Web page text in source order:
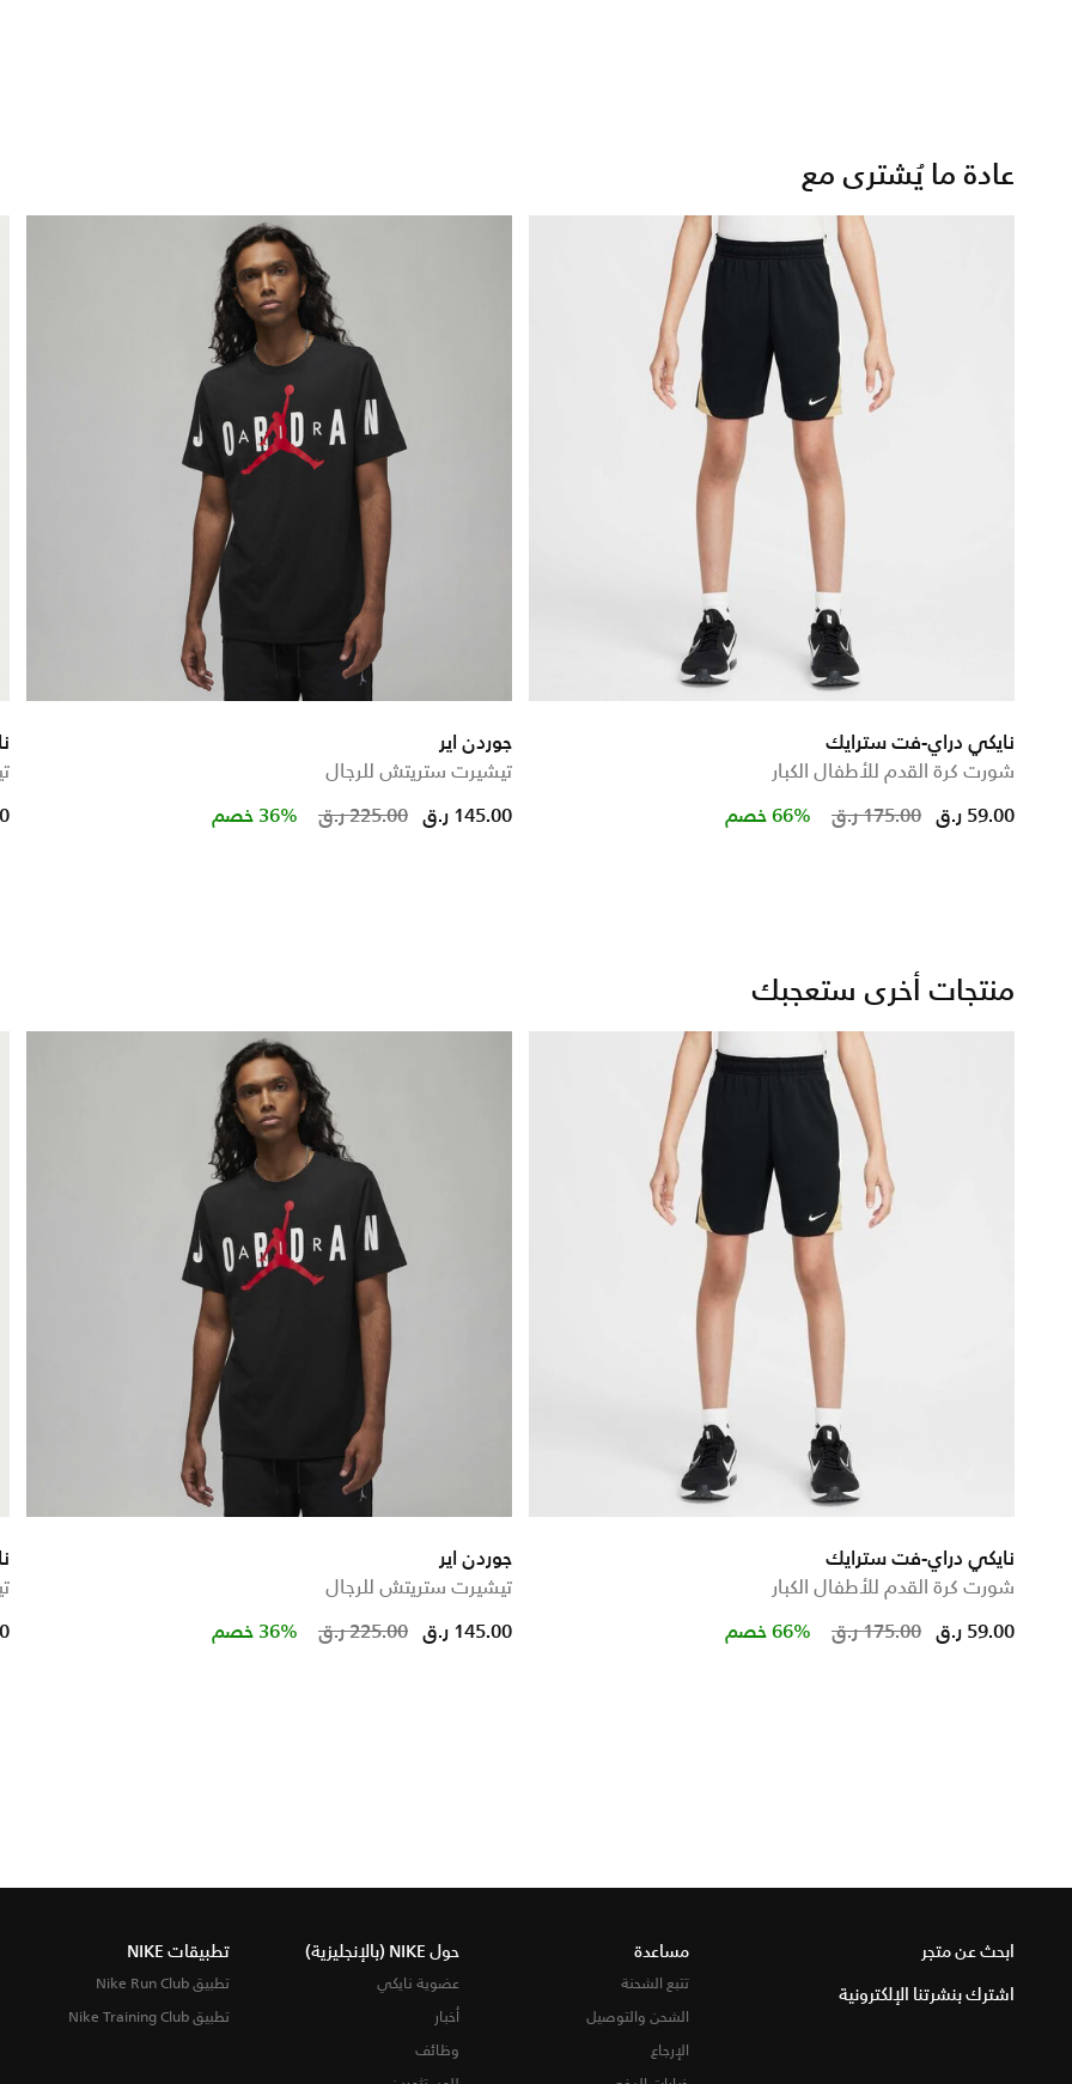
عادة ما يُشترى مع
نايكي دراي-فت سترايك
شورت كرة القدم للأطفال الكبار
Price
175.00 ر.ق to59.00 ر.ق 66% خصم
جوردن اير
تيشيرت ستريتش للرجال
Price reduced from 225.00 ر.ق to
145.00 ر.ق 36% خصم
منتجات أخرى ستعجبك
نايكي دراي-فت سترايك
شورت كرة القدم للأطفال الكبار
Price
175.00 ر.ق to59.00 ر.ق 66% خصم
جوردن اير
تيشيرت ستريتش للرجال
Price reduced from 225.00 ر.ق to
145.00 ر.ق 36% خصم
ابحث عن متجر
اشترك بنشرتنا الإلكترونية
مساعدة
تتبع الشحنة
الشحن والتوصيل
الإرجاع
حول NIKE (بالإنجليزية)
عضوية نايكي
أخبار
وظائف
تطبيقات NIKE
تطبيق Nike Run Club
تطبيق Nike Training Club